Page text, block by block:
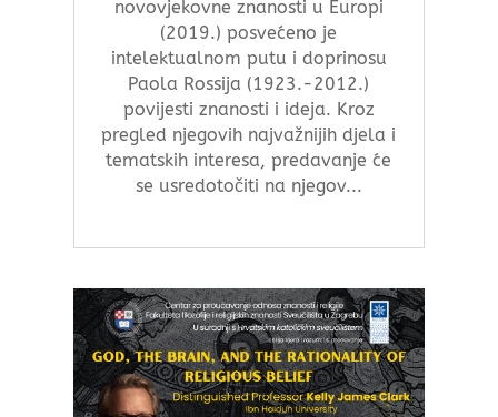
novovjekovne znanosti u Europi
(2019.) posvećeno je
intelektualnom putu i doprinosu
Paola Rossija (1923.-2012.)
povijesti znanosti i ideja. Kroz
pregled njegovih najvažnijih djela i
tematskih interesa, predavanje će
se usredotočiti na njegov...